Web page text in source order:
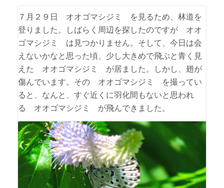
７月２９日 オオゴマシジミ を見るため、林道を
登りました。しばらく周辺を探したのですが オオ
ゴマシジミ は見つかりません。そして、今日は会
えないかなと思った頃、少し大きめで飛ぶと青く見
えた オオゴマシジミ が居ました。しかし、翅が
傷んでいます。その オオゴマシジミ を撮ってい
ると、なんと、すぐ近くに羽化間もないと思われ
る オオゴマシジミ が飛んできました。